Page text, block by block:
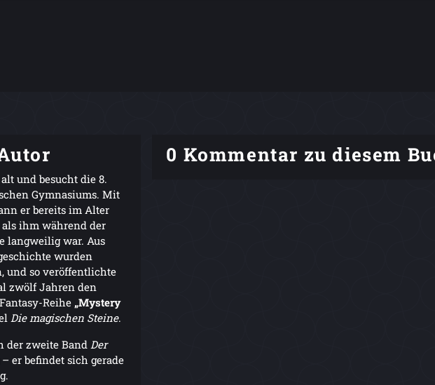
und besucht die 8.
Gymnasiums. Mit
er bereits im Alter
ihm während der
langweilig war. Aus
wurden
und so veröffentlichte
zwölf Jahren den
Reihe „Mystery
Die magischen Steine.
der zweite Band Der
er befindet sich gerade
0 Kommentar zu diesem